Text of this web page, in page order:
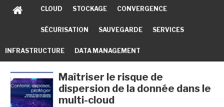
CLOUD STOCKAGE CONVERGENCE
SÉCURISATION SAUVEGARDE SERVICES
INFRASTRUCTURE DATA MANAGEMENT
Maîtriser le risque de
dispersion de la donnée dans le
multi-cloud